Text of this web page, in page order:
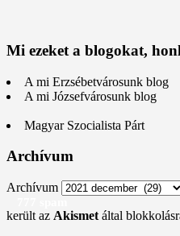
Mi ezeket a blogokat,
A mi Erzsébetvárosunk blog
A mi Józsefvárosunk blog
Magyar Szocialista Párt
Archívum
Archívum
került az Akismet által